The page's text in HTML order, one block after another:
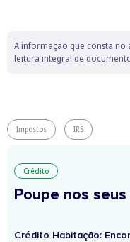
A informação que consta no
leitura integral de
Impostos IRS
Crédito
Poupe nos
Crédito Habitação: